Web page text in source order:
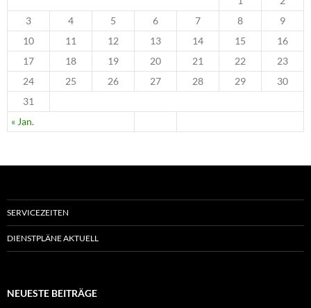
« Jan.
3
4 5 6 7 8
9
10
11 12 13 14 15
16
17
18 19 20 21 22
23
24
25 26 27 28 29
30
31
SERVICEZEITEN
DIENSTPLÄNE AKTUELL
NEUESTE BEITRÄGE